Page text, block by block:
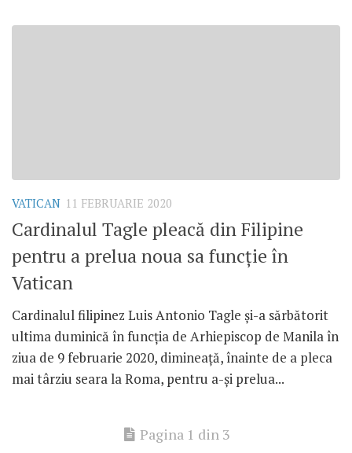
VATICAN 11 FEBRUARIE 2020
Cardinalul Tagle pleacă din Filipine
pentru a prelua noua sa funcție în
Vatican
Cardinalul filipinez Luis Antonio Tagle și-a sărbătorit
ultima duminică în funcția de Arhiepiscop de Manila în
ziua de 9 februarie 2020, dimineață, înainte de a pleca
mai târziu seara la Roma, pentru a-și prelua...
Pagina 1 din 3